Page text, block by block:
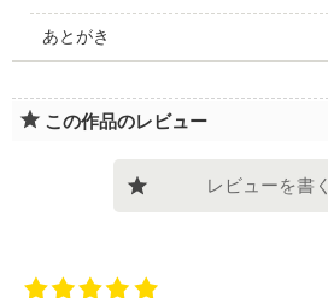
あとがき
この作品のレビュー
レビューを書く